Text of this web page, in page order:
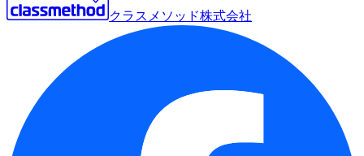
クラスメソッド株式会社